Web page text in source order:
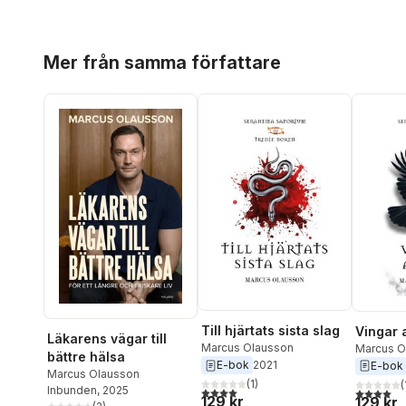
Mer från samma författare
Läkarens vägar till
bättre hälsa
Marcus Olausson
Inbunden, 2025
Till hjärtats sista slag
Marcus Olausson
E-bok 2021
4,0utav 5 stjärnor. Totalt antal röster:
(1)
129 kr
Vingar
Marcus
E-bok
4,0utav (
129 kr